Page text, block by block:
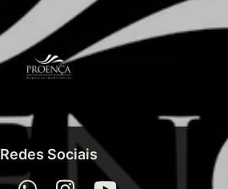
Redes Sociais